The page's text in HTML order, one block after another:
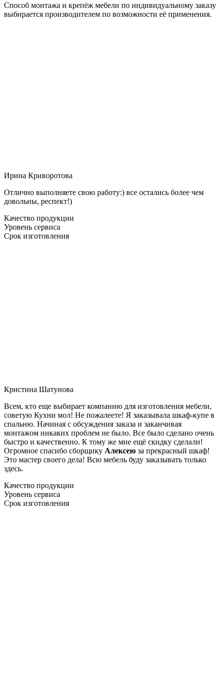
Способ монтажа и крепёж мебели по индивидуальному заказу
выбирается производителем по возможности её применения.
Ирина Криворотова
Отлично выполняете свою работу:) все остались более чем
довольны, респект!)
Качество продукции
Уровень сервиса
Срок изготовления
Кристина Шатунова
Всем, кто еще выбирает компанию для изготовления мебели,
советую Кухни мол! Не пожалеете! Я заказывала шкаф-купе в
спальню. Начиная с обсуждения заказа и заканчивая
монтажом никаких проблем не было. Все было сделано очень
быстро и качественно. К тому же мне ещё скидку сделали!
Огромное спасибо сборщику Алексею за прекрасный шкаф!
Это мастер своего дела! Всю мебель буду заказывать только
здесь.
Качество продукции
Уровень сервиса
Срок изготовления